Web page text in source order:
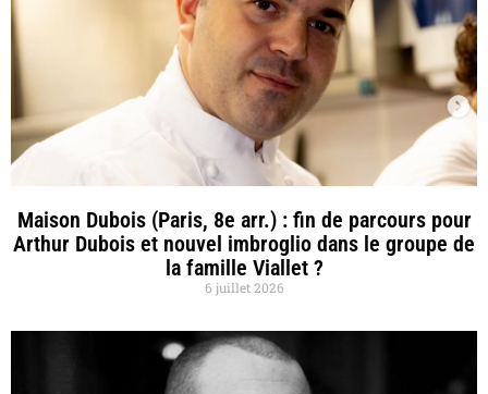
Maison Dubois (Paris, 8e arr.) : fin de parcours pour
Arthur Dubois et nouvel imbroglio dans le groupe de
la famille Viallet ?
6 juillet 2026